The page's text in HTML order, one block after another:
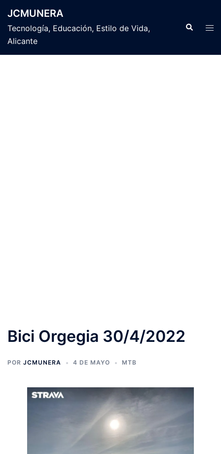
contenido
JCMUNERA
Tecnología, Educación, Estilo de Vida,
Alicante
Buscar
Bici Orgegia 30/4/2022
POR JCMUNERA 4 DE MAYO MTB